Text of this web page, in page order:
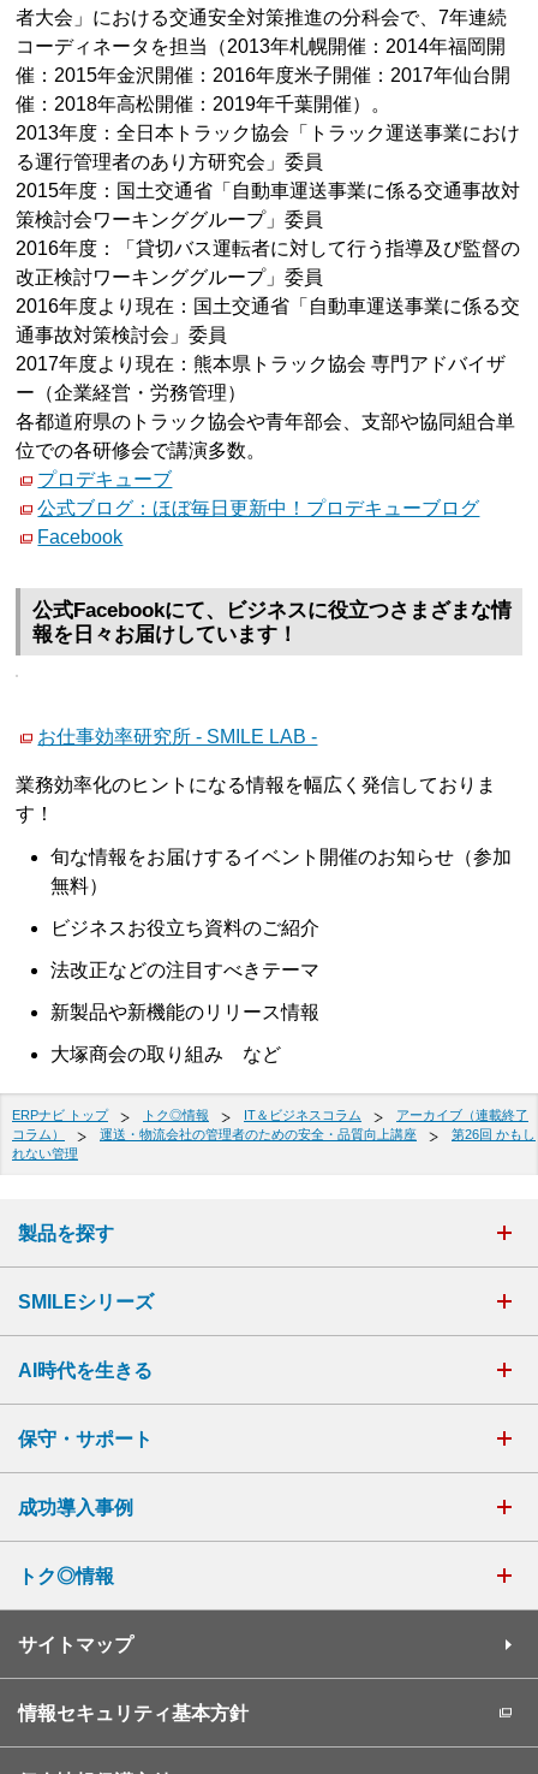
者大会」における交通安全対策推進の分科会で、7年連続
コーディネータを担当（2013年札幌開催：2014年福岡開
催：2015年金沢開催：2016年度米子開催：2017年仙台開
催：2018年高松開催：2019年千葉開催）。
2013年度：全日本トラック協会「トラック運送事業におけ
る運行管理者のあり方研究会」委員
2015年度：国土交通省「自動車運送事業に係る交通事故対
策検討会ワーキンググループ」委員
2016年度：「貸切バス運転者に対して行う指導及び監督の
改正検討ワーキンググループ」委員
2016年度より現在：国土交通省「自動車運送事業に係る交
通事故対策検討会」委員
2017年度より現在：熊本県トラック協会 専門アドバイザ
ー（企業経営・労務管理）
各都道府県のトラック協会や青年部会、支部や協同組合単
位での各研修会で講演多数。
プロデキューブ
公式ブログ：ほぼ毎日更新中！プロデキューブログ
Facebook
公式Facebookにて、ビジネスに役立つさまざまな情
報を日々お届けしています！
お仕事効率研究所 - SMILE LAB -
業務効率化のヒントになる情報を幅広く発信しておりま
す！
旬な情報をお届けするイベント開催のお知らせ（参加
無料）
ビジネスお役立ち資料のご紹介
法改正などの注目すべきテーマ
新製品や新機能のリリース情報
大塚商会の取り組み など
ERPナビ トップ トク◎情報 IT＆ビジネスコラム
アーカイブ（連載終了
コラム）
運送・物流会社の管理者のための安全・品質向上講座
第26回 かもし
れない管理
製品を探す
SMILEシリーズ
AI時代を生きる
保守・サポート
成功導入事例
トク◎情報
サイトマップ
情報セキュリティ基本方針